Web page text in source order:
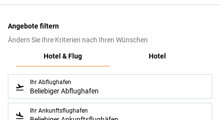
Angebote filtern
Ändern Sie Ihre Kriterien nach Ihren Wünschen
Hotel & Flug
Hotel
Ihr Abflughafen
Beliebiger Abflughafen
Ihr Ankunftsflughafen